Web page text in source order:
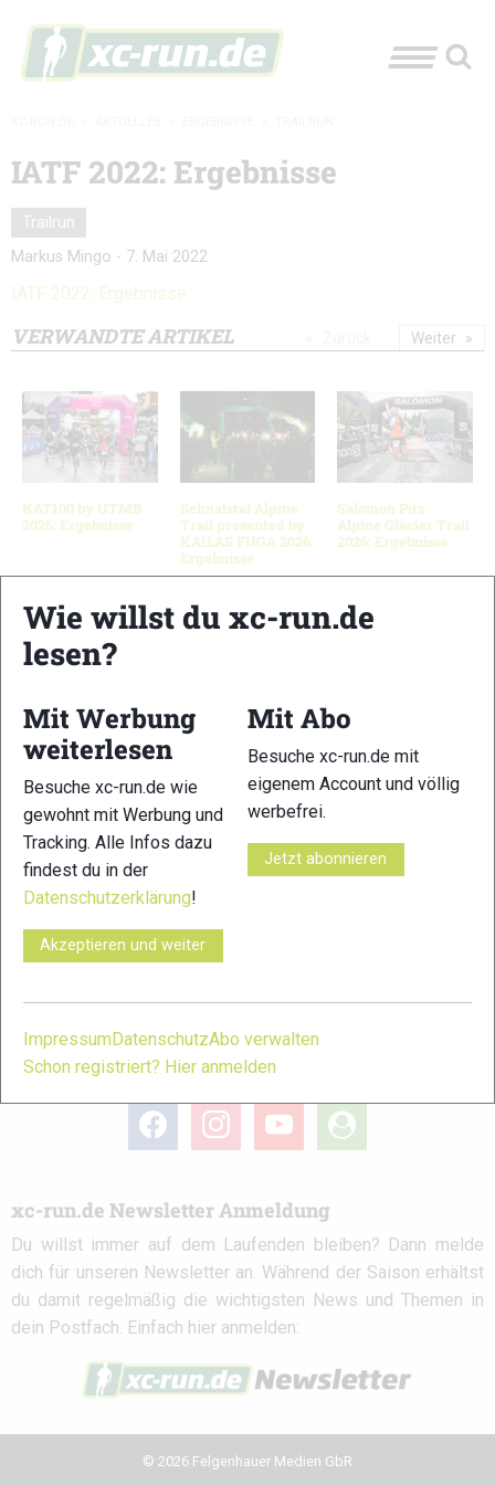
IATF 2022: Ergebnisse
Trailrun
Markus Mingo - 7. Mai 2022
IATF 2022: Ergebnisse
VERWANDTE ARTIKEL
KAT100 by UTMB
2026: Ergebnisse
Schnalstal Alpine
Trail presented by
KAILAS FUGA 2026:
Ergebnisse
Salomon Pitz
Alpine Glacier Trail
2026: Ergebnisse
Weiter
Schreibe einen Kommentar
xc-run.de ist DAS deutschsprachige Trailrunning-Portal mit
aktuellen News aus der Szene, einer Traildatenbank,
-Community und allem was du sonst noch über
deine Lieblingssportart wissen solltest.
ObTrailrunning-Anfänger oder Profi-Sportler, wir haben
immer ein offenes Ohr für dich! Du kannst uns jederzeit über
dasKontaktformularerreichen.
xc-run.de in den sozialen Netzwerken
facebook instagram youtube
user-
circle
xc-run.de Newsletter Anmeldung
Du willst immer auf dem Laufenden bleiben? Dann melde
dich für unseren Newsletter an. Während der Saison erhältst
du damit regelmäßig die wichtigsten News und Themen in
dein Postfach. Einfach hier anmelden:
© 2026 Felgenhauer Medien GbR
Wie willst du xc-run.de
lesen?
Mit Werbung
weiterlesen
Besuche xc-run.de wie
gewohnt mit Werbung und
Tracking. Alle Infos dazu
findest du in der
Datenschutzerklärung!
Akzeptieren und weiter
Mit Abo
Besuche xc-run.de mit
eigenem Account und völlig
werbefrei.
Jetzt abonnieren
Impressum DatenschutzAbo verwalten
Schon registriert? Hier anmelden